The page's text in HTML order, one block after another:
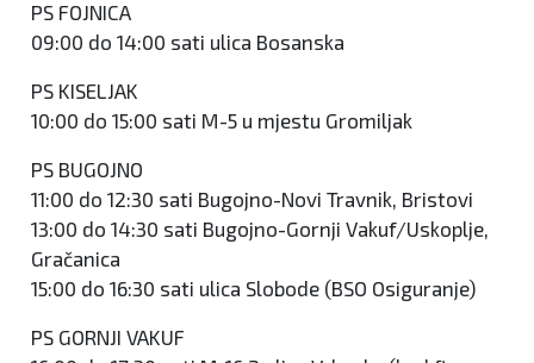
PS FOJNICA
09:00 do 14:00 sati ulica Bosanska
PS KISELJAK
10:00 do 15:00 sati M-5 u mjestu Gromiljak
PS BUGOJNO
11:00 do 12:30 sati Bugojno-Novi Travnik, Bristovi
13:00 do 14:30 sati Bugojno-Gornji Vakuf/Uskoplje,
Gračanica
15:00 do 16:30 sati ulica Slobode (BSO Osiguranje)
PS GORNJI VAKUF